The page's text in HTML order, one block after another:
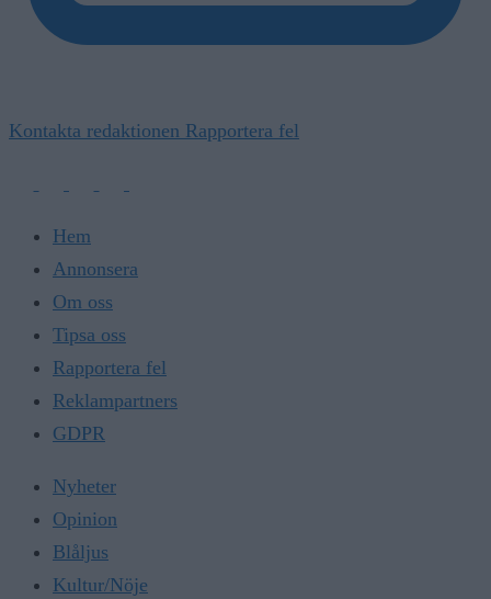
Kontakta redaktionen Rapportera fel
Hem
Annonsera
Om oss
Tipsa oss
Rapportera fel
Reklampartners
GDPR
Nyheter
Opinion
Blåljus
Kultur/Nöje